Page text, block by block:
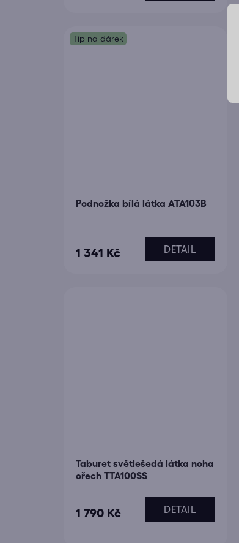
Tip na dárek
Podnožka bílá látka ATA103B
1 341 Kč DETAIL
Taburet světlešedá látka noha
ořech TTA100SS
1 790 Kč DETAIL